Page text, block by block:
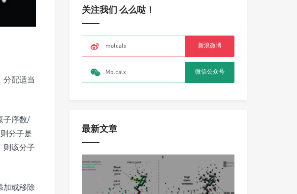
分配适当
子序数/
分子是
则该分子
加或移除
关注我们 么么哒！
molcalx 新浪微博
Molcalx 微信公众号
最新文章